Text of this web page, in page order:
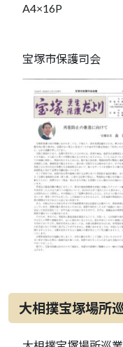
A4×16P
宝塚市保護司会
大相撲宝塚場所